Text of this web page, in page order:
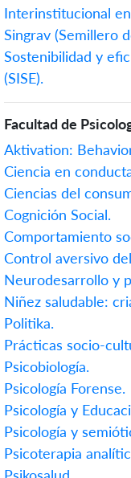
Interinstitucional
Singrav (Semillero
Sostenibilidad y
(SISE).
Facultad de
Aktivation:
Ciencia en
Ciencias del
Cognición Social.
Comportamiento
Control aversivo
Neurodesarrollo y
Niñez saludable:
Politika.
Prácticas socio-
Psicobiología.
Psicología Forense.
Psicología y
Psicología y
Psicoterapia